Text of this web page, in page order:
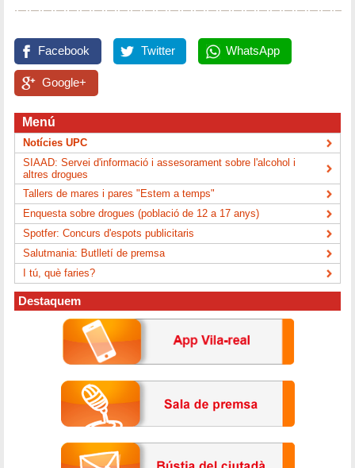
Facebook Twitter WhatsApp
Google+
Menú
Notícies UPC
SIAAD: Servei d'informació i assesorament sobre l'alcohol i
altres drogues
Tallers de mares i pares "Estem a temps"
Enquesta sobre drogues (població de 12 a 17 anys)
Spotfer: Concurs d'espots publicitaris
Salutmania: Butlletí de premsa
I tú, què faries?
Destaquem